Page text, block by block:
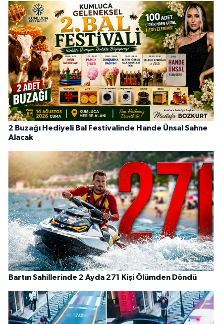
2 Buzağı Hediyeli Bal Festivalinde Hande Ünsal Sahne
Alacak
Bartın Sahillerinde 2 Ayda 271 Kişi Ölümden Döndü